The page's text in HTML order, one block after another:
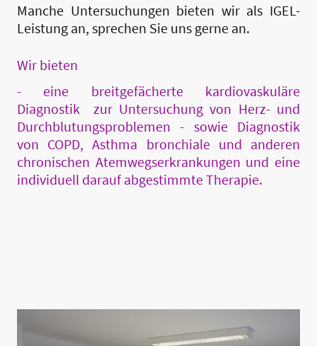
Manche Untersuchungen bieten wir als IGEL-
Leistung an, sprechen Sie uns gerne an.
Wir bieten
- eine breitgefächerte kardiovaskuläre
Diagnostik zur Untersuchung von Herz- und
Durchblutungsproblemen - sowie Diagnostik
von COPD, Asthma bronchiale und anderen
chronischen Atemwegserkrankungen und eine
individuell darauf abgestimmte Therapie.